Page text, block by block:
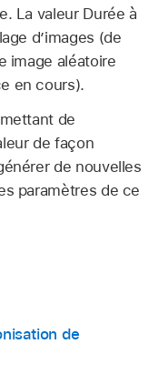
La valeur Durée à
d’images (de
image aléatoire
en cours).
de
de façon
de nouvelles
paramètres de ce
de